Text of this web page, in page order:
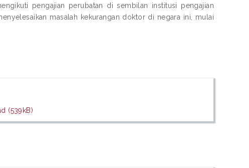
pengajian perubatan di sembilan institusi pengajian
masalah kekurangan doktor di negara ini, mulai
(539kB)